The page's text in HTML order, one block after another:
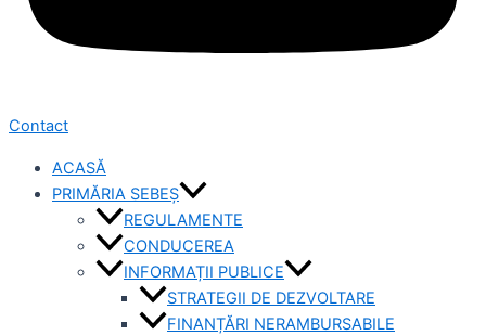
Contact
ACASĂ
PRIMĂRIA SEBEȘ
REGULAMENTE
CONDUCEREA
INFORMAȚII PUBLICE
STRATEGII DE DEZVOLTARE
FINANȚĂRI NERAMBURSABILE